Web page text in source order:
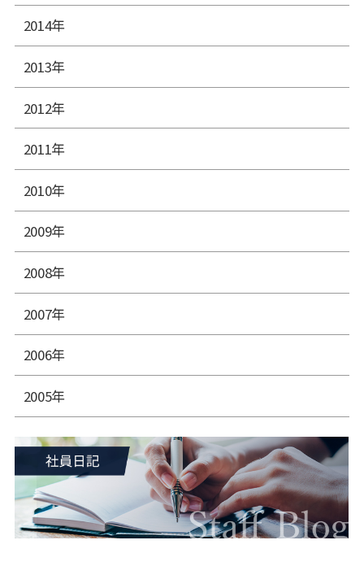
2014年
2013年
2012年
2011年
2010年
2009年
2008年
2007年
2006年
2005年